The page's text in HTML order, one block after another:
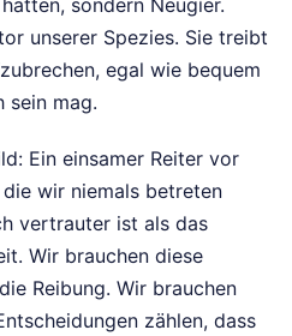
unserer Spezies. Sie treibt
egal wie bequem
sein mag.
Ein einsamer Reiter vor
wir niemals betreten
vertrauter ist als das
Wir brauchen diese
Reibung. Wir brauchen
zählen, dass